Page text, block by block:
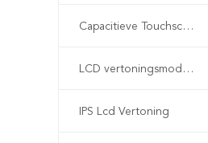
Capacitieve Touchscreen van TFT LCD
LCD vertoningsmodule
IPS Lcd Vertoning